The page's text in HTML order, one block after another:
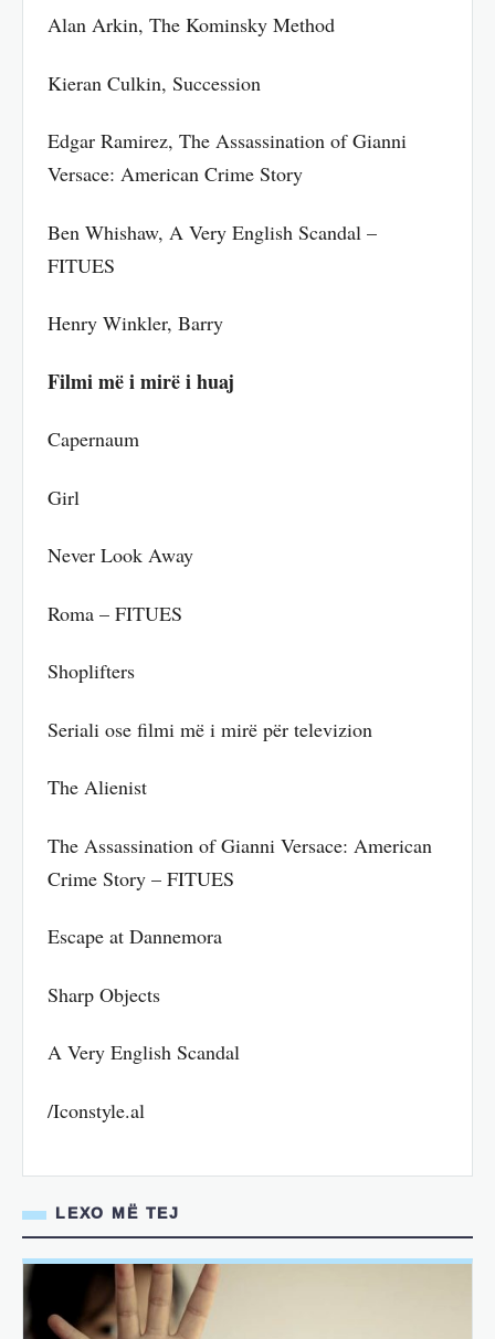
Alan Arkin, The Kominsky Method
Kieran Culkin, Succession
Edgar Ramirez, The Assassination of Gianni
Versace: American Crime Story
Ben Whishaw, A Very English Scandal –
FITUES
Henry Winkler, Barry
Filmi më i mirë i huaj
Capernaum
Girl
Never Look Away
Roma – FITUES
Shoplifters
Seriali ose filmi më i mirë për televizion
The Alienist
The Assassination of Gianni Versace: American
Crime Story – FITUES
Escape at Dannemora
Sharp Objects
A Very English Scandal
/Iconstyle.al
LEXO MË TEJ